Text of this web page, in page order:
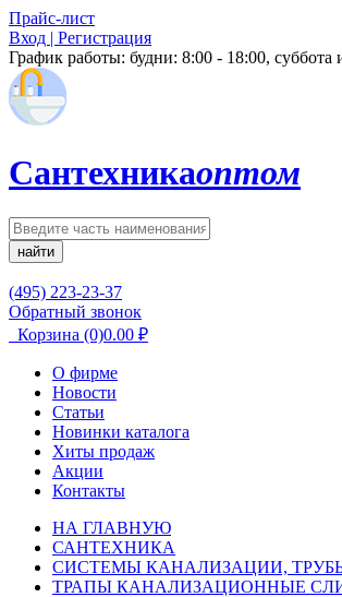
Прайс-лист
Вход | Регистрация
График работы: будни: 8:00 - 18:00,
Сантехникаоптом
найти
(495) 223-23-37
Обратный звонок
Корзина (0)0.00 ₽
О фирме
Новости
Статьи
Новинки каталога
Хиты продаж
Акции
Контакты
НА ГЛАВНУЮ
САНТЕХНИКА
СИСТЕМЫ КАНАЛИЗАЦИИ,
ТРАПЫ КАНАЛИЗАЦИОННЫЕ